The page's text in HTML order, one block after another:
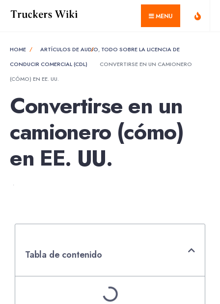
MENU
HOME ARTÍCULOS DE AUDIO, TODO SOBRE LA LICENCIA DE
CONDUCIR COMERCIAL (CDL)
CONVERTIRSE EN UN CAMIONERO
(CÓMO) EN EE. UU.
Convertirse en un
camionero (cómo)
en EE. UU.
•
Tabla de contenido